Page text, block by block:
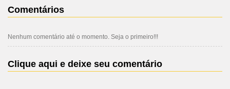
Comentários
Nenhum comentário até o momento. Seja o primeiro!!!
Clique aqui e deixe seu comentário